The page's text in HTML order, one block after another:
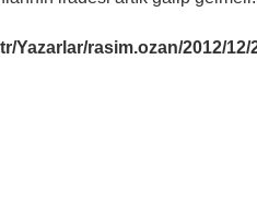
Yazarlar/rasim.ozan/2012/